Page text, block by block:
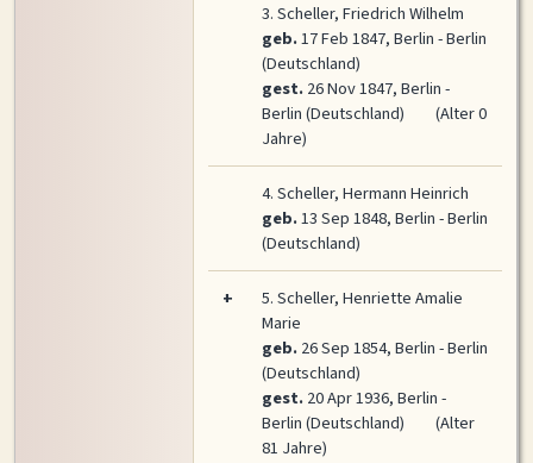
3.Scheller, Friedrich Wilhelm
geb.17 Feb 1847, Berlin - Berlin
(Deutschland)
gest.26 Nov 1847, Berlin -
Berlin (Deutschland)
(Alter 0
Jahre)
4.Scheller, Hermann Heinrich
geb.13 Sep 1848, Berlin - Berlin
(Deutschland)
+ 5.Scheller, Henriette Amalie
Marie
geb.26 Sep 1854, Berlin - Berlin
(Deutschland)
gest.20 Apr 1936, Berlin -
Berlin (Deutschland)
(Alter
81 Jahre)